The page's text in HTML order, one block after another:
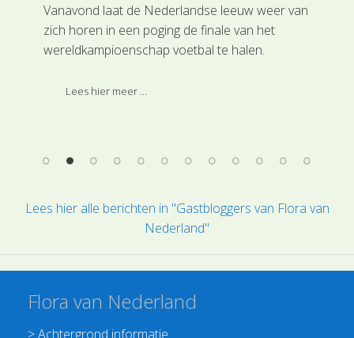
Vanavond laat de Nederlandse leeuw weer van
zich horen in een poging de finale van het
wereldkampioenschap voetbal te halen.
wel eens van pas kan komen deze avond.
Lees hier meer ...
Lees hier alle berichten in "Gastbloggers van Flora van
Nederland"
Flora van Nederland
>Achtergrond informatie